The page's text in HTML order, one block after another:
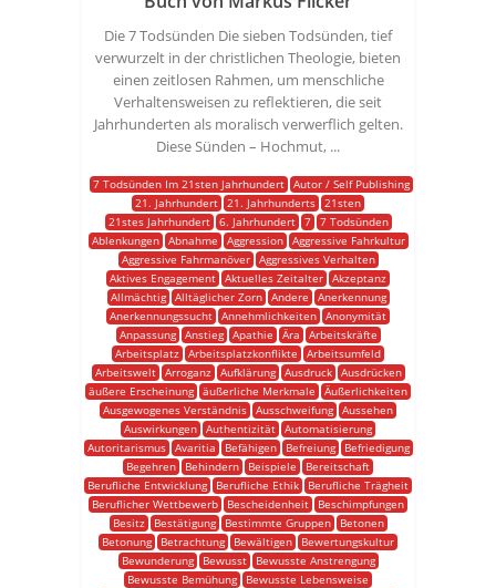
Die 7 Todsünden Die sieben Todsünden, tief
verwurzelt in der christlichen Theologie, bieten
einen zeitlosen Rahmen, um menschliche
Verhaltensweisen zu reflektieren, die seit
Jahrhunderten als moralisch verwerflich gelten.
Diese Sünden – Hochmut, ...
7 Todsünden Im 21sten Jahrhundert
Autor / Self Publishing
21. Jahrhundert 21. Jahrhunderts 21sten
21stes Jahrhundert
6. Jahrhundert 7
7 Todsünden
Ablenkungen
Abnahme Aggression
Aggressive Fahrkultur
Aggressive Fahrmanöver
Aggressives Verhalten
Aktives Engagement Aktuelles Zeitalter Akzeptanz
Allmächtig
Alltäglicher Zorn Andere
Anerkennung
Anerkennungssucht Annehmlichkeiten Anonymität
Anpassung
Anstieg Apathie Ära
Arbeitskräfte
Arbeitsplatz Arbeitsplatzkonflikte
Arbeitsumfeld
Arbeitswelt
Arroganz Aufklärung Ausdruck
Ausdrücken
äußere Erscheinung äußerliche Merkmale
Äußerlichkeiten
Ausgewogenes Verständnis Ausschweifung Aussehen
Auswirkungen Authentizität Automatisierung
Autoritarismus
Avaritia Befähigen Befreiung
Befriedigung
Begehren
Behindern Beispiele
Bereitschaft
Berufliche Entwicklung
Berufliche Ethik
Berufliche Trägheit
Beruflicher Wettbewerb
Bescheidenheit
Beschimpfungen
Besitz
Bestätigung Bestimmte Gruppen
Betonen
Betonung
Betrachtung Bewältigen
Bewertungskultur
Bewunderung
Bewusst
Bewusste Anstrengung
Bewusste Bemühung
Bewusste Lebensweise